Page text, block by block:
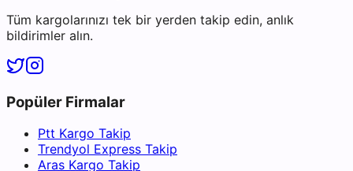
Tüm kargolarınızı tek bir yerden takip edin, anlık
bildirimler alın.
Popüler Firmalar
Ptt Kargo Takip
Trendyol Express Takip
Aras Kargo Takip